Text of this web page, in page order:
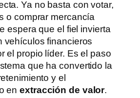
Ya no basta con votar,
o comprar mercancía
espera que el fiel invierta
vehículos financieros
el propio líder. Es el paso
que ha convertido la
y el
enextracción de valor.